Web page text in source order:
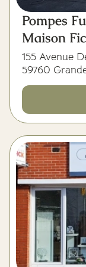
Pompes
Maison
155 Avenue
59760